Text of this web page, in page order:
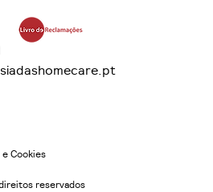
Cookies
reservados